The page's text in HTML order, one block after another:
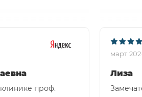
проф.
март
Лиза